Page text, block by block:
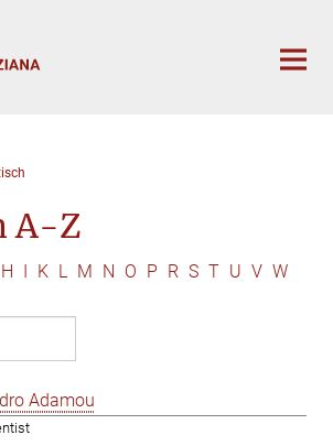
A-Z
H I K L M N O P R S T U V W
Adamou